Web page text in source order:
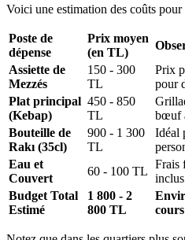
Voici une estimation des coûts
Poste de
dépense
Prix moyen
(en TL)
Assiette de
Mezzés
150 - 300
TL
Prix
pour
Plat principal
(Kebap)
450 - 850
TL
bœuf
Bouteille de
Rakı (35cl)
900 - 1 300
TL
Idéal
Eau et
Couvert
60 - 100 TL
Frais
Budget Total
Estimé
1 800 - 2
800 TL